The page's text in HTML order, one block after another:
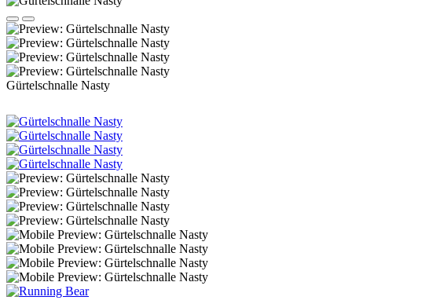
Gürtelschnalle Nasty